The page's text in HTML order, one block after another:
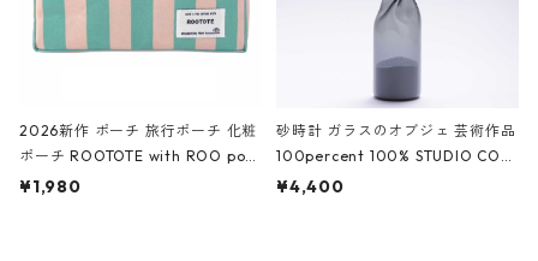
2026新作 ポーチ 旅行ポーチ 化粧
ポーチ ROOTOTE with ROO pou
ch 3532 ルートート WR.ポーチ.ラ
¥1,980
砂時計 ガラスのオブジェ 芸術作品
100percent 100% STUDIO COH
AKU Timeless 100パーセント ス
¥4,400